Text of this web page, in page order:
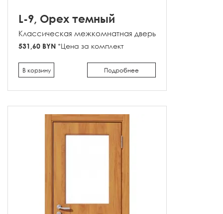
L-9, Орех темный
Классическая межкомнатная дверь
531,60 BYN *Цена за комплект
Подробнее
В корзину